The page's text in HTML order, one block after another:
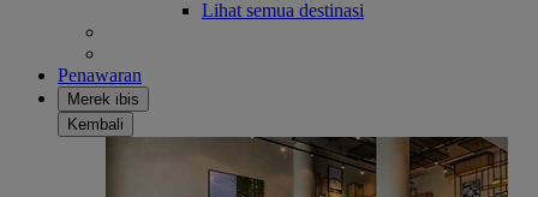
Lihat semua destinasi
Penawaran
Merek ibis
Kembali